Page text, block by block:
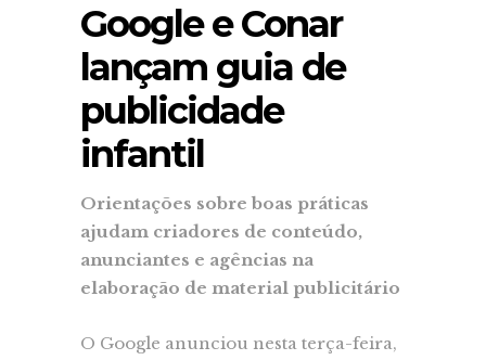
Google e Conar
lançam guia de
publicidade
infantil
Orientações sobre boas práticas
ajudam criadores de conteúdo,
anunciantes e agências na
elaboração de material publicitário
O Google anunciou nesta terça-feira,